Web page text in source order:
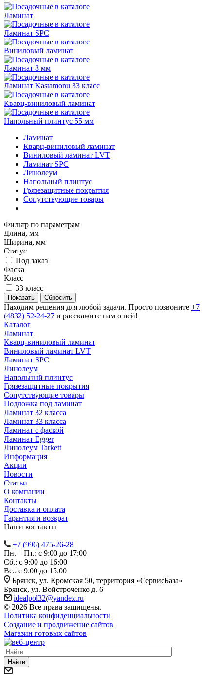
Ламинат
Ламинат SPC
Виниловый ламинат
Ламинат 8 мм
Ламинат Kastamonu 33 класс
Кварц-виниловый ламинат
Напольный плинтус 55 мм
Ламинат
Кварц-виниловый ламинат
Виниловый ламинат LVT
Ламинат SPC
Линолеум
Напольный плинтус
Грязезащитные покрытия
Сопутствующие товары
Фильтр по параметрам
Длина, мм
Ширина, мм
Статус
Под заказ
Фаска
Класс
33 класс
Сбросить
Находим решения для любой задачи. Просто позвоните +7
(4832) 52-24-27 и расскажите нам о ней!
Каталог
Ламинат
Кварц-виниловый ламинат
Виниловый ламинат LVT
Ламинат SPC
Линолеум
Напольный плинтус
Грязезащитные покрытия
Сопутствующие товары
Подложка под ламинат
Ламинат 32 класса
Ламинат 33 класса
Ламинат с фаской
Ламинат Egger
Линолеум Tarkett
Информация
Акции
Новости
Статьи
О компании
Контакты
Доставка и оплата
Гарантия и возврат
Наши контакты
+7 (996) 475-26-28
Пн. – Пт.: с 9:00 до 17:00
Сб.: с 9:00 до 16:00
Bc.: с 9:00 до 15:00
Брянск, ул. Кромская 50, территория «СервисБаза»
Брянск, ул. Войстроченко д. 6
idealpol32@yandex.ru
© 2026 Все права защищены.
Политика конфиденциальности
Создание и продвижение сайтов
Магазин готовых сайтов
Найти